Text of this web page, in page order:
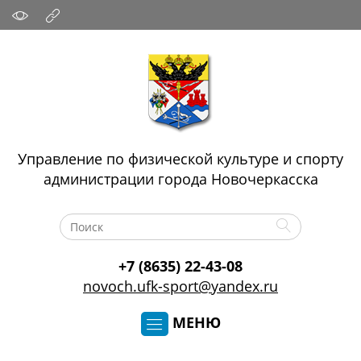
Управление по физической культуре и спорту
администрации города Новочеркасска
+7 (8635) 22-43-08
novoch.ufk-sport@yandex.ru
МЕНЮ